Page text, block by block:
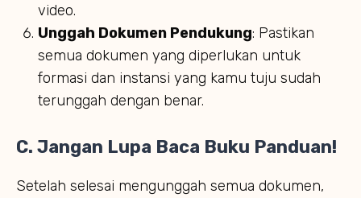
video.
Unggah Dokumen Pendukung: Pastikan
semua dokumen yang diperlukan untuk
formasi dan instansi yang kamu tuju sudah
terunggah dengan benar.
C. Jangan Lupa Baca Buku Panduan!
Setelah selesai mengunggah semua dokumen,